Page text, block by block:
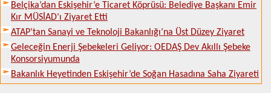
Belçika’dan Eskişehir’e Ticaret Köprüsü: Belediye Başkanı Emir
Kır MÜSİAD’ı Ziyaret Etti
ATAP’tan Sanayi ve Teknoloji Bakanlığı’na Üst Düzey Ziyaret
Geleceğin Enerji Şebekeleri Geliyor: OEDAŞ Dev Akıllı Şebeke
Konsorsiyumunda
Bakanlık Heyetinden Eskişehir’de Soğan Hasadına Saha Ziyareti